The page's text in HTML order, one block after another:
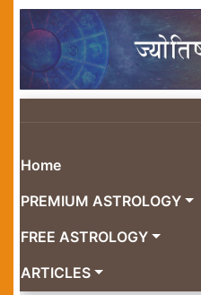
Home
PREMIUM ASTROLOGY
FREE ASTROLOGY
ARTICLES